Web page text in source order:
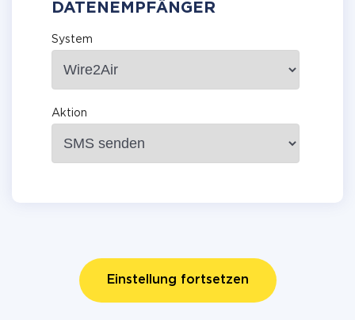
DATENEMPFÄNGER
System
Aktion
Einstellung fortsetzen